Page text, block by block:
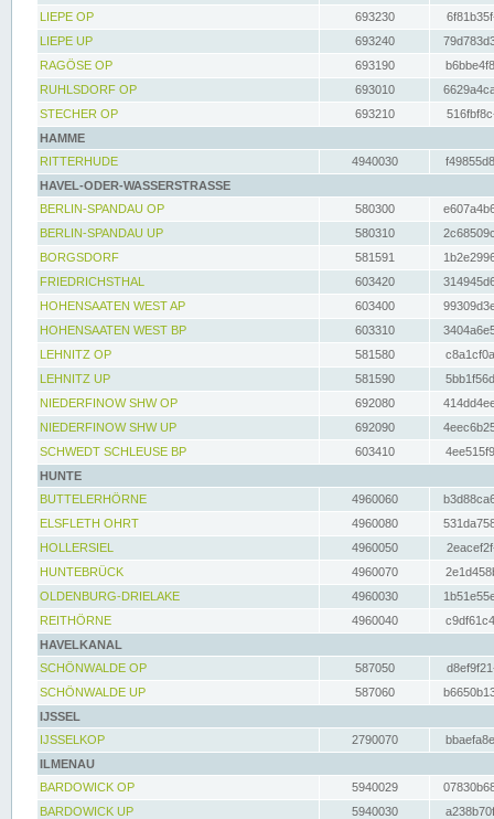
LIEPE OP
693230
LIEPE UP
693240
RAGÖSE OP
693190
RUHLSDORF OP
693010
STECHER OP
693210
HAMME
RITTERHUDE
4940030
HAVEL-ODER-WASSERSTRASSE
BERLIN-SPANDAU OP
580300
BERLIN-SPANDAU UP
580310
BORGSDORF
581591
FRIEDRICHSTHAL
603420
HOHENSAATEN WEST AP
603400
HOHENSAATEN WEST BP
603310
LEHNITZ OP
581580
LEHNITZ UP
581590
NIEDERFINOW SHW OP
692080
NIEDERFINOW SHW UP
692090
SCHWEDT SCHLEUSE BP
603410
HUNTE
BUTTELERHÖRNE
4960060
ELSFLETH OHRT
4960080
HOLLERSIEL
4960050
HUNTEBRÜCK
4960070
OLDENBURG-DRIELAKE
4960030
REITHÖRNE
4960040
HAVELKANAL
SCHÖNWALDE OP
587050
SCHÖNWALDE UP
587060
IJSSEL
IJSSELKOP
2790070
ILMENAU
BARDOWICK OP
5940029
BARDOWICK UP
5940030